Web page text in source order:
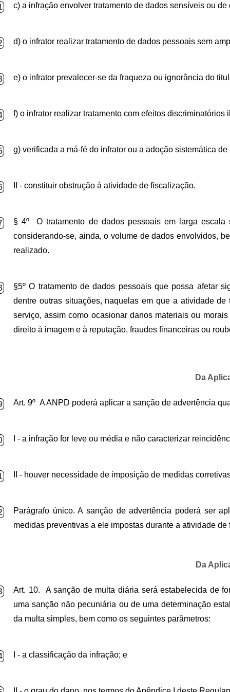
c) a infração envolver tratamento de dados sensíveis ou
d) o infrator realizar tratamento de dados pessoais sem
e) o infrator prevalecer-se da fraqueza ou ignorância do
f) o infrator realizar tratamento com efeitos discriminatórios
g) verificada a má-fé do infrator ou a adoção sistemática
II - constituir obstrução à atividade de fiscalização.
§ 4º O tratamento de dados pessoais em larga escala
considerando-se, ainda, o volume de dados envolvidos,
realizado.
§5º O tratamento de dados pessoais que possa afetar
dentre outras situações, naquelas em que a atividade
serviço, assim como ocasionar danos materiais ou
direito à imagem e à reputação, fraudes financeiras ou
Da
Art. 9º A ANPD poderá aplicar a sanção de advertência
I - a infração for leve ou média e não caracterizar
II - houver necessidade de imposição de medidas
Parágrafo único. A sanção de advertência poderá ser
medidas preventivas a ele impostas durante a atividade de
Da
Art. 10. A sanção de multa diária será estabelecida de
uma sanção não pecuniária ou de uma determinação
da multa simples, bem como os seguintes parâmetros:
I - a classificação da infração; e